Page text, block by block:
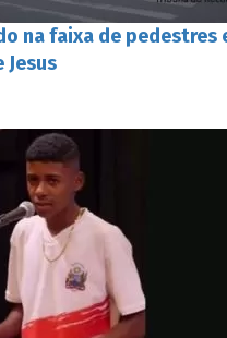
na faixa de pedestres